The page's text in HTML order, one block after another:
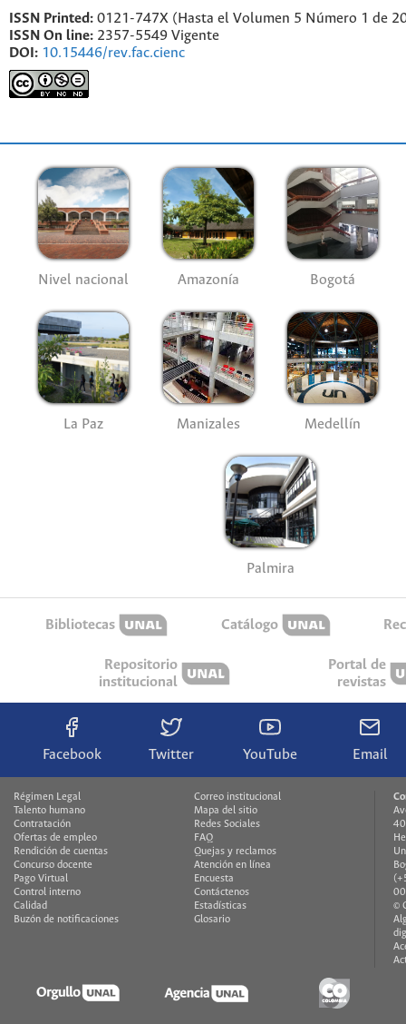
ISSN Printed: 0121-747X (Hasta el Volumen 5 Número 1 de
ISSN On line: 2357-5549 Vigente
DOI: 10.15446/rev.fac.cienc
Nivel nacional Amazonía Bogotá
La Paz Manizales Medellín
Palmira
Bibliotecas Catálogo
Repositorio
institucional
Portal de
revistas
Facebook Twitter YouTube Email
Régimen Legal
Talento humano
Contratación
Ofertas de empleo
Rendición de cuentas
Concurso docente
Pago Virtual
Control interno
Calidad
Buzón de notificaciones
Correo institucional
Mapa del sitio
Redes Sociales
FAQ
Quejas y reclamos
Atención en línea
Encuesta
Contáctenos
Estadísticas
Glosario
©